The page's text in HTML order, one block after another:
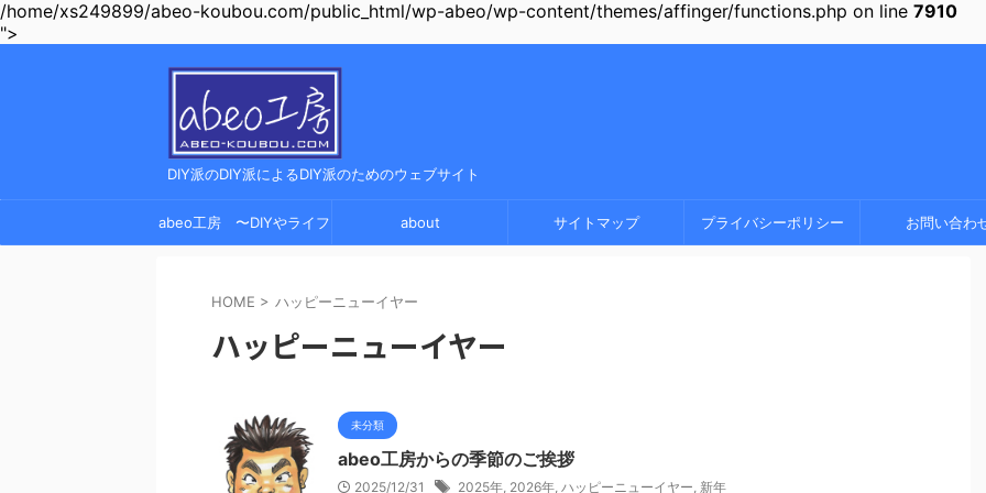
/home/xs249899/abeo-koubou.com/public_html/wp-abeo/wp-content/themes/affinger/functions.php on line 7910
">
DIY派のDIY派によるDIY派のためのウェブサイト
abeo工房 〜DIYやライフ
ーの情報サイト〜
about サイトマップ プライバシーポリシー お問い合わ
HOME > ハッピーニューイヤー
ハッピーニューイヤー
未分類
abeo工房からの季節のご挨拶
2025/12/31 2025年, 2026年, ハッピーニューイヤー, 新年